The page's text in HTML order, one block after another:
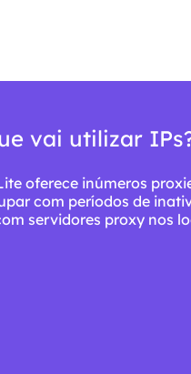
ProxyLite
com origem em
proxy genuínos.